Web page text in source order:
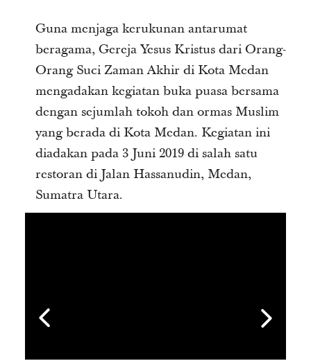
Guna menjaga kerukunan antarumat
beragama, Gereja Yesus Kristus dari Orang-
Orang Suci Zaman Akhir di Kota Medan
mengadakan kegiatan buka puasa bersama
dengan sejumlah tokoh dan ormas Muslim
yang berada di Kota Medan. Kegiatan ini
diadakan pada 3 Juni 2019 di salah satu
restoran di Jalan Hassanudin, Medan,
Sumatra Utara.